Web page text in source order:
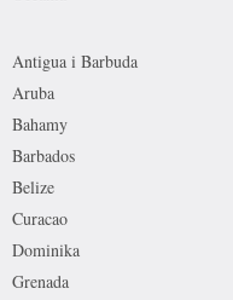
Antigua i Barbuda
Aruba
Bahamy
Barbados
Belize
Curacao
Dominika
Grenada